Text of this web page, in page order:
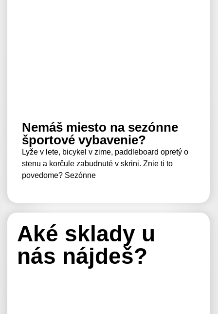
Nemáš miesto na sezónne
športové vybavenie?
Lyže v lete, bicykel v zime, paddleboard opretý o
stenu a korčule zabudnuté v skrini. Znie ti to
povedome? Sezónne
Aké sklady u
nás nájdeš?